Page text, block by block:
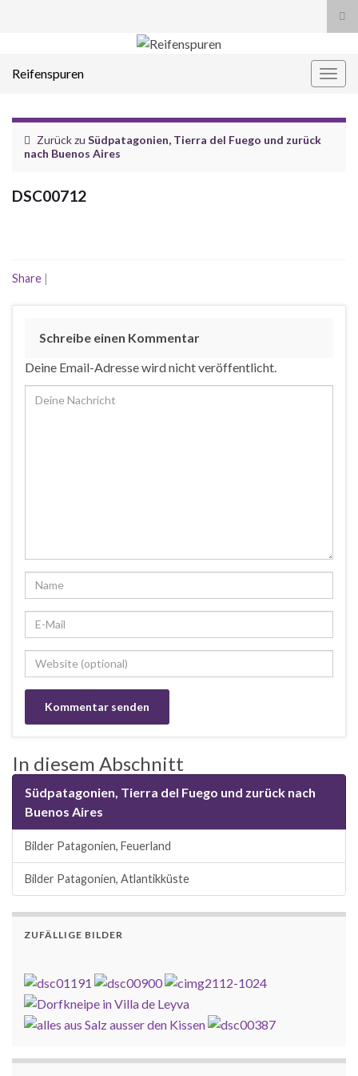
Search for:
Reifenspuren
Zurück zu Südpatagonien, Tierra del Fuego und zurück
nach Buenos Aires
DSC00712
Share |
Schreibe einen Kommentar
Deine Email-Adresse wird nicht veröffentlicht.
In diesem Abschnitt
Südpatagonien, Tierra del Fuego und zurück nach
Buenos Aires
Bilder Patagonien, Feuerland
Bilder Patagonien, Atlantikküste
ZUFÄLLIGE BILDER